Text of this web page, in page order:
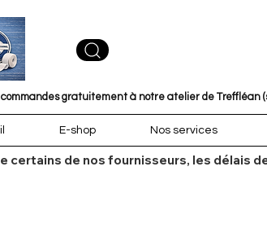
gratuitement à notre atelier de Treffléan
E-shop Nos services
certains de nos fournisseurs, les délais